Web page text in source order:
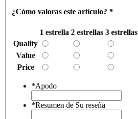
¿Cómo valoras este artículo? *
1 estrella 2 estrellas 3 estrellas
Quality
Value
Price
*Apodo
*Resumen de Su reseña